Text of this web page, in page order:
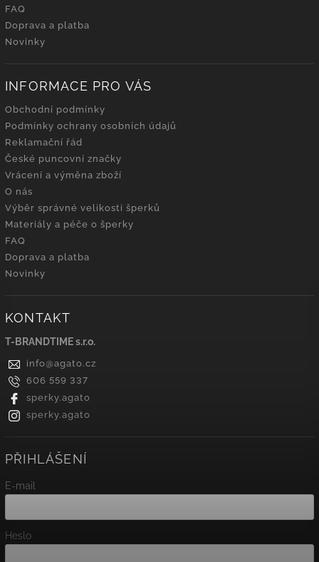
FAQ
Doprava a platba
Novinky
INFORMACE PRO VÁS
Obchodní podmínky
Podmínky ochrany osobních údajů
Reklamační řád
České puncovní značky
Vrácení a výměna zboží
O nás
Výběr správné velikosti šperků
Materiály a péče o šperky
FAQ
Doprava a platba
Novinky
KONTAKT
T-BRANDTIME s.r.o.
info@agato.cz
606 559 337
sperky.agato
sperky.agato
PŘIHLÁŠENÍ
E-mail
Heslo